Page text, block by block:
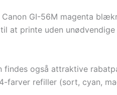
GI-56M magenta
at printe uden
findes også attraktive
farver refiller (sort, cyan,